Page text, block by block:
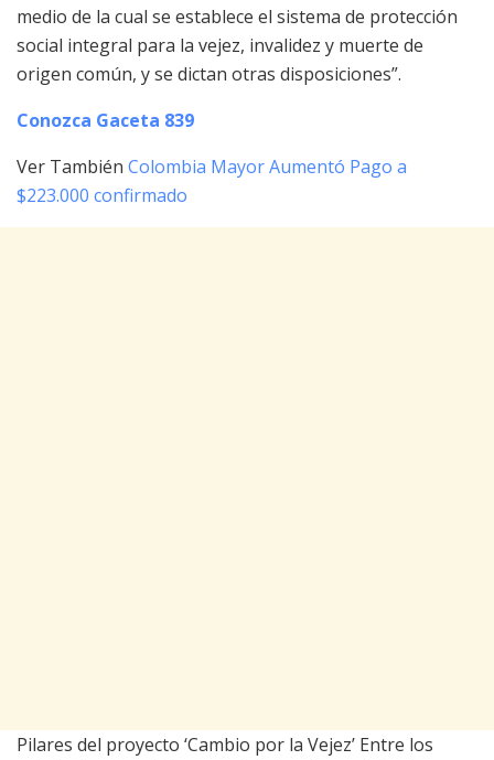
medio de la cual se establece el sistema de protección
social integral para la vejez, invalidez y muerte de
origen común, y se dictan otras disposiciones”.
Conozca Gaceta 839
Ver También Colombia Mayor Aumentó Pago a
$223.000 confirmado
Pilares ​del proyecto ‘Cambio por la Vejez’ Entre los